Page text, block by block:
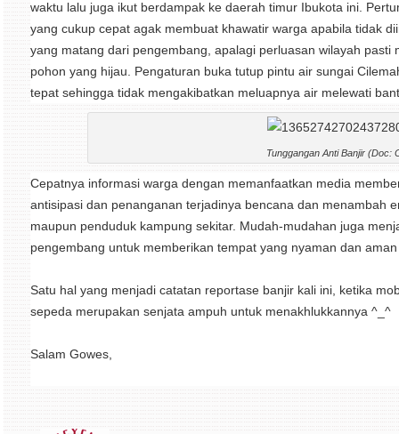
waktu lalu juga ikut berdampak ke daerah timur Ibukota ini.
yang cukup cepat agak membuat khawatir warga apabila tidak
yang matang dari pengembang, apalagi perluasan wilayah
pohon yang hijau. Pengaturan buka tutup pintu air sungai
tepat sehingga tidak mengakibatkan meluapnya air melewati
Tunggangan Anti Banjir (Doc:
Cepatnya informasi warga dengan memanfaatkan media
antisipasi dan penanganan terjadinya bencana dan menambah
maupun penduduk kampung sekitar. Mudah-mudahan juga
pengembang untuk memberikan tempat yang nyaman dan
Satu hal yang menjadi catatan reportase banjir kali ini, ketika
sepeda merupakan senjata ampuh untuk menakhlukkannya ^_^
Salam Gowes,